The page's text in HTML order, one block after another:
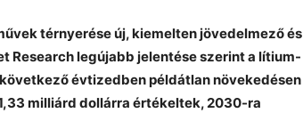
térnyerése új, kiemelten jövedelmező és
Research legújabb jelentése szerint a lítium-
évtizedben példátlan növekedésen
milliárd dollárra értékeltek, 2030-ra